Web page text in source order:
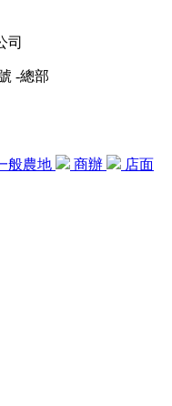
司
-總部
般農地 商辦
店面